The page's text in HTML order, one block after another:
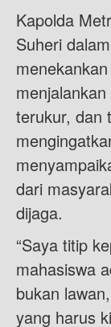
Kapolda
Suheri
terukur, dan
dari
dijaga.
“Saya titip
mahasiswa
bukan
yang harus